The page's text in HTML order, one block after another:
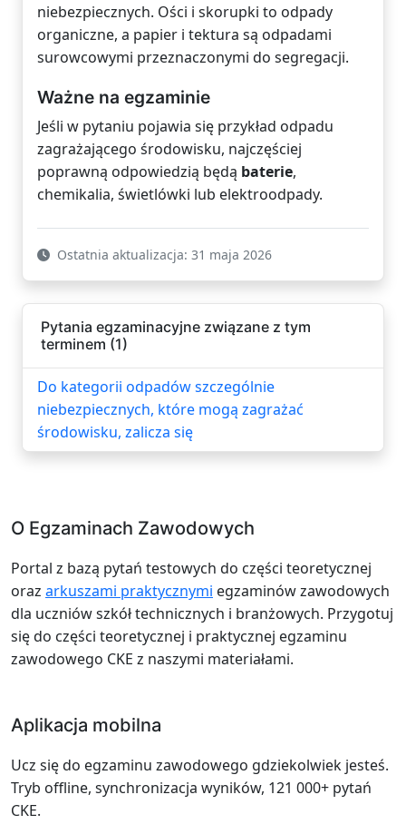
niebezpiecznych. Ości i skorupki to odpady
organiczne, a papier i tektura są odpadami
surowcowymi przeznaczonymi do segregacji.
Ważne na egzaminie
Jeśli w pytaniu pojawia się przykład odpadu
zagrażającego środowisku, najczęściej
poprawną odpowiedzią będą baterie,
chemikalia, świetlówki lub elektroodpady.
Ostatnia aktualizacja: 31 maja 2026
Pytania egzaminacyjne związane z tym
terminem (1)
Do kategorii odpadów szczególnie
niebezpiecznych, które mogą zagrażać
środowisku, zalicza się
O Egzaminach Zawodowych
Portal z bazą pytań testowych do części teoretycznej
oraz arkuszami praktycznymi egzaminów zawodowych
dla uczniów szkół technicznych i branżowych. Przygotuj
się do części teoretycznej i praktycznej egzaminu
zawodowego CKE z naszymi materiałami.
Aplikacja mobilna
Ucz się do egzaminu zawodowego gdziekolwiek jesteś.
Tryb offline, synchronizacja wyników, 121 000+ pytań
CKE.